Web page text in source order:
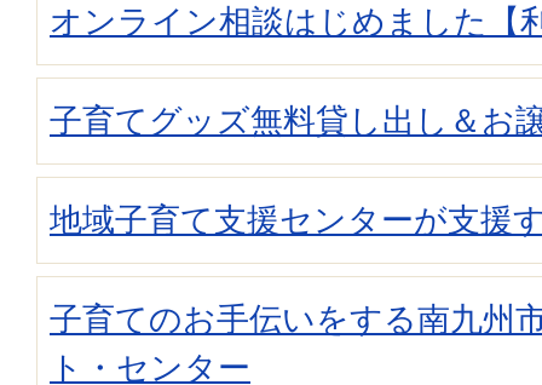
オンライン相談はじめました【
子育てグッズ無料貸し出し＆お
地域子育て支援センターが支援
子育てのお手伝いをする南九州
ト・センター